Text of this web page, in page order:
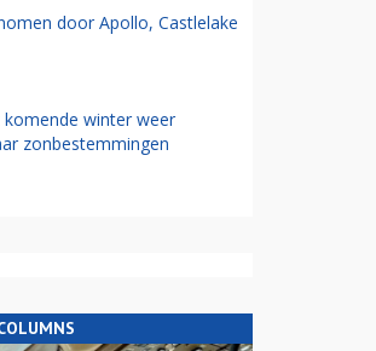
door Apollo, Castlelake
winter weer
zonbestemmingen